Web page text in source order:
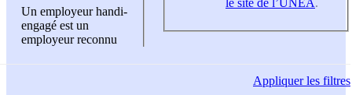
Un employeur handi-
engagé est un
employeur reconnu
Appliquerles filtres